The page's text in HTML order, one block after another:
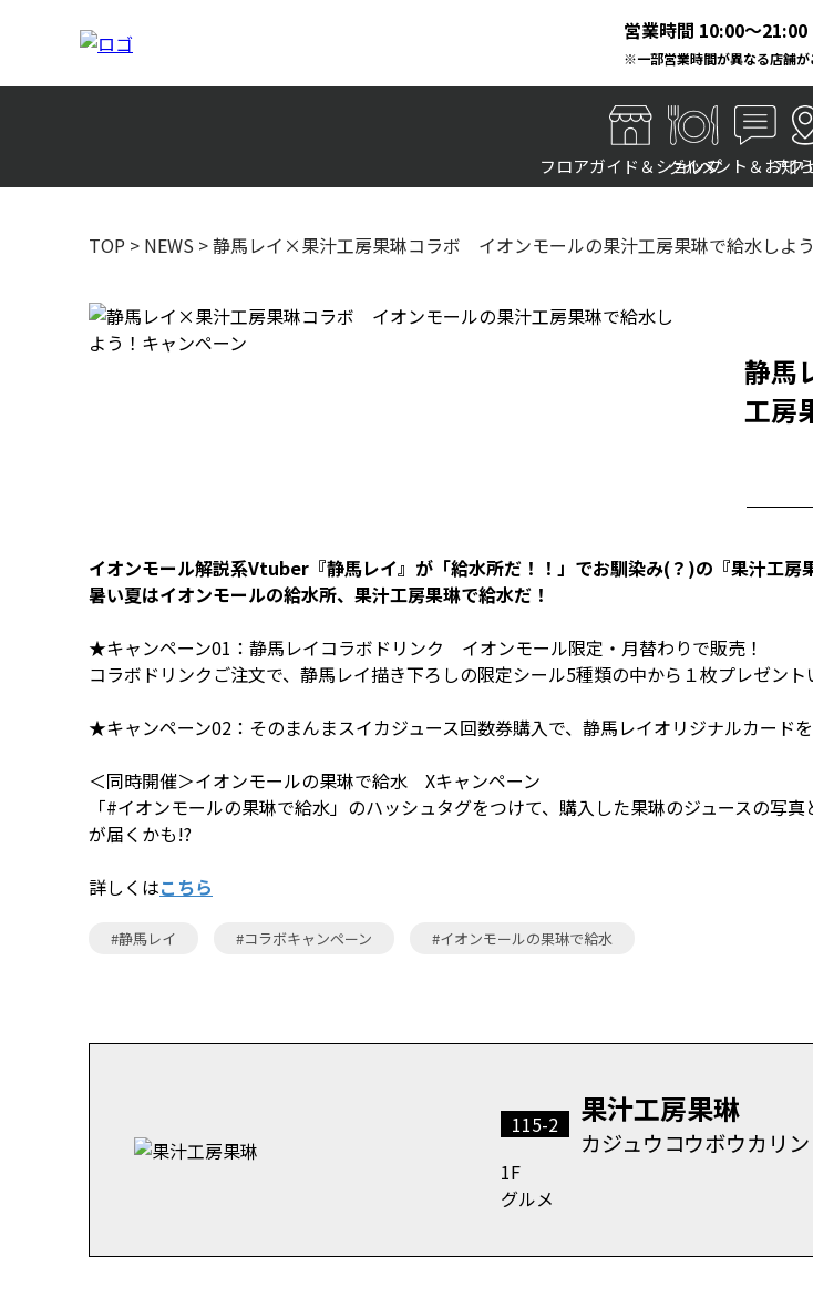
営業時間 10:00～
※一部営業時間が異なる店舗が
フロアガイド＆ショップ
グルメ
イベント＆お知
アク
TOP > NEWS >静馬レイ×果汁工房果琳コラボ イオンモールの果汁工房果琳で給水しよ
静馬
工房
イオンモール解説系Vtuber『静馬レイ』が「給水所だ！！」でお馴染み(？)の『果汁工房
暑い夏はイオンモールの給水所、果汁工房果琳で給水だ！
★キャンペーン01：静馬レイコラボドリンク イオンモール限定・月替わりで販売！
コラボドリンクご注文で、静馬レイ描き下ろしの限定シール5種類の中から１枚プレゼント
★キャンペーン02：そのまんまスイカジュース回数券購入で、静馬レイオリジナルカードを
＜同時開催＞イオンモールの果琳で給水 Xキャンペーン
「#イオンモールの果琳で給水」のハッシュタグをつけて、購入した果琳のジュースの写
が届くかも!?
詳しくはこちら
#静馬レイ #コラボキャンペーン #イオンモールの果琳で給水
115-2 果汁工房果琳
カジュウコウボウカリン
1F
グルメ